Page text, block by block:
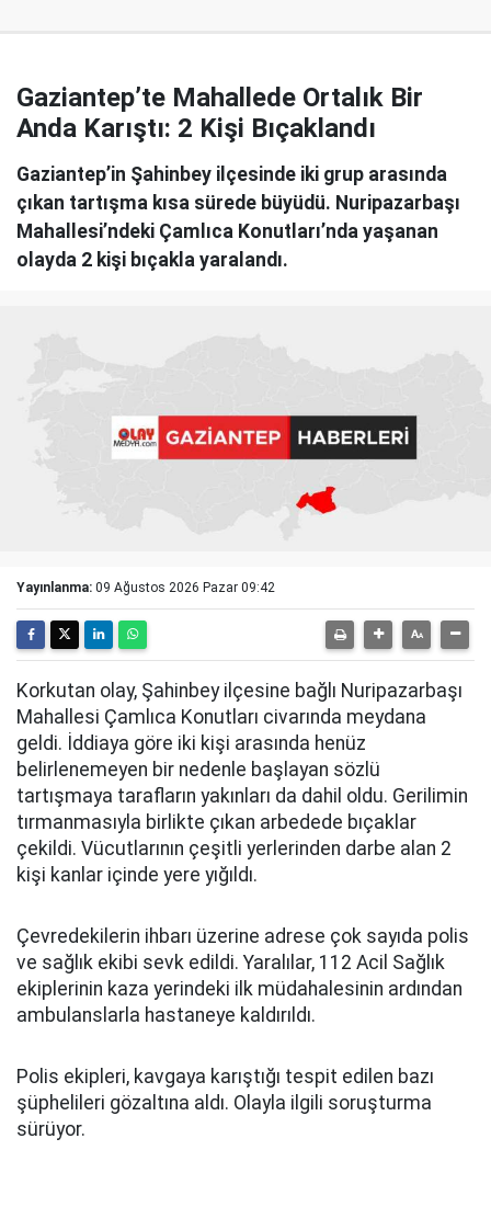
Gaziantep’te Mahallede Ortalık Bir
Anda Karıştı: 2 Kişi Bıçaklandı
Gaziantep’in Şahinbey ilçesinde iki grup arasında
çıkan tartışma kısa sürede büyüdü. Nuripazarbaşı
Mahallesi’ndeki Çamlıca Konutları’nda yaşanan
olayda 2 kişi bıçakla yaralandı.
Yayınlanma: 09 Ağustos 2026 Pazar 09:42
Korkutan olay, Şahinbey ilçesine bağlı Nuripazarbaşı
Mahallesi Çamlıca Konutları civarında meydana
geldi. İddiaya göre iki kişi arasında henüz
belirlenemeyen bir nedenle başlayan sözlü
tartışmaya tarafların yakınları da dahil oldu. Gerilimin
tırmanmasıyla birlikte çıkan arbedede bıçaklar
çekildi. Vücutlarının çeşitli yerlerinden darbe alan 2
kişi kanlar içinde yere yığıldı.
Çevredekilerin ihbarı üzerine adrese çok sayıda polis
ve sağlık ekibi sevk edildi. Yaralılar, 112 Acil Sağlık
ekiplerinin kaza yerindeki ilk müdahalesinin ardından
ambulanslarla hastaneye kaldırıldı.
Polis ekipleri, kavgaya karıştığı tespit edilen bazı
şüphelileri gözaltına aldı. Olayla ilgili soruşturma
sürüyor.